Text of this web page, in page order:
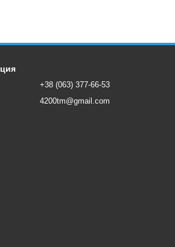
+38 (063) 377-66-53
4200tm@gmail.com